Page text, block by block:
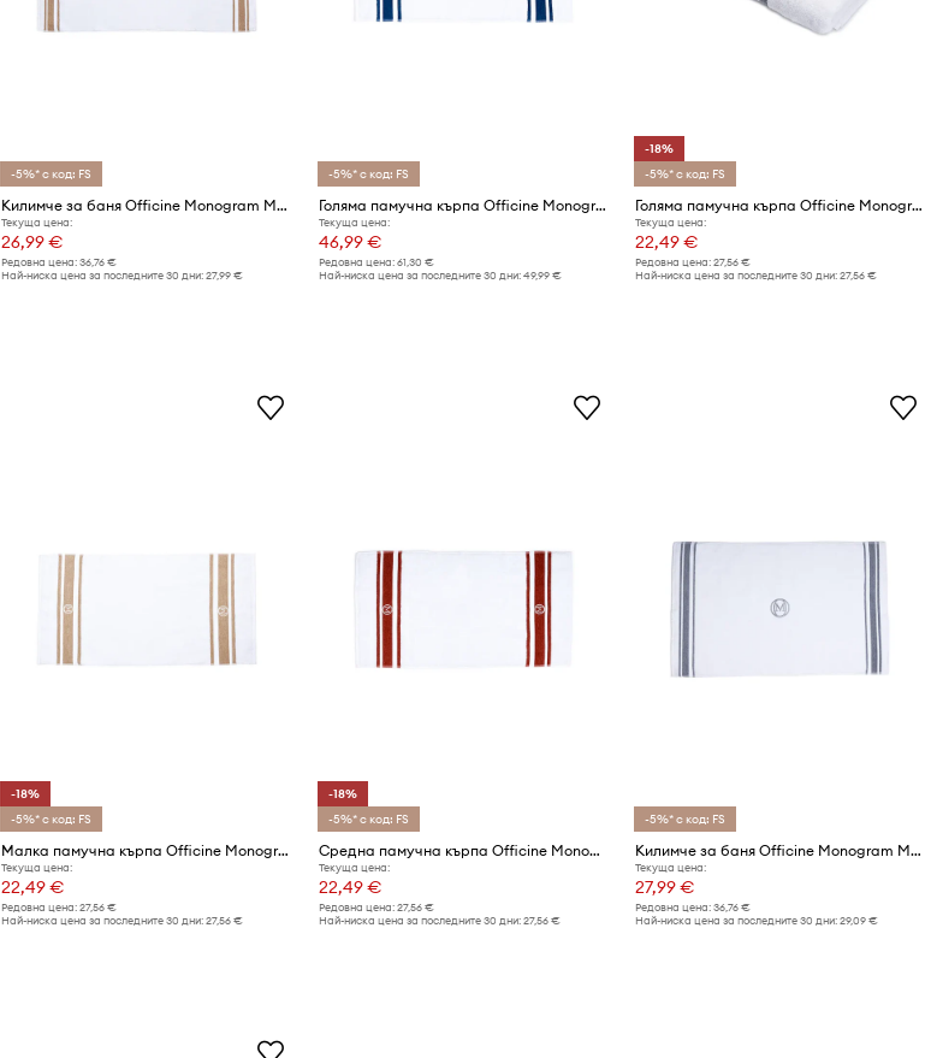
-5%* с код: FS
Килимче за баня Officine Monogram Monogram Linea 60 x 100 cm
Текуща цена:
26,99 €
Редовна цена: 36,76 €
Най-ниска цена за последните 30 дни: 27,99 €
-5%* с код: FS
Голяма памучна кърпа Officine Monogram Monogram Linea 100 x 160 cm
Текуща цена:
46,99 €
Редовна цена: 61,30 €
Най-ниска цена за последните 30 дни: 49,99 €
-18%
-5%* с код: FS
Голяма памучна кърпа Officine Monogram Monogram Line 50 x 100 cm
Текуща цена:
22,49 €
Редовна цена: 27,56 €
Най-ниска цена за последните 30 дни: 27,56 €
-18%
-5%* с код: FS
Малка памучна кърпа Officine Monogram Monogram Linea 50 x 100 cm
Текуща цена:
22,49 €
Редовна цена: 27,56 €
Най-ниска цена за последните 30 дни: 27,56 €
-18%
-5%* с код: FS
Средна памучна кърпа Officine Monogram Monogram Linea 50 x 100 cm
Текуща цена:
22,49 €
Редовна цена: 27,56 €
Най-ниска цена за последните 30 дни: 27,56 €
-5%* с код: FS
Килимче за баня Officine Monogram Monogram Linea 60 x 100 cm
Текуща цена:
27,99 €
Редовна цена: 36,76 €
Най-ниска цена за последните 30 дни: 29,09 €